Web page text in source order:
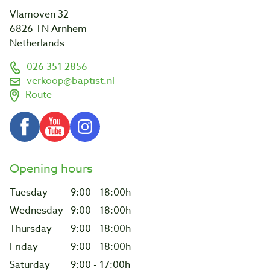
Vlamoven 32
6826 TN Arnhem
Netherlands
026 351 2856
verkoop@baptist.nl
Route
Opening hours
Tuesday
9:00 - 18:00h
Wednesday 9:00 - 18:00h
Thursday
9:00 - 18:00h
Friday
9:00 - 18:00h
Saturday
9:00 - 17:00h